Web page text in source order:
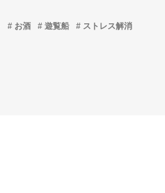
お酒 遊覧船 ストレス解消